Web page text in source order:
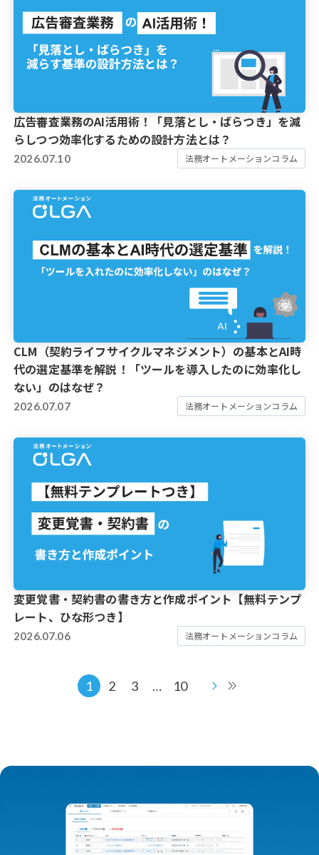
広告審査業務のAI活用術！「見落とし・ばらつき」を減
らしつつ効率化するための設計方法とは？
2026.07.10 法務オートメーションコラム
CLM（契約ライフサイクルマネジメント）の基本とAI時
代の選定基準を解説！「ツールを導入したのに効率化し
ない」のはなぜ？
2026.07.07 法務オートメーションコラム
変更覚書・契約書の書き方と作成ポイント【無料テンプ
レート、ひな形つき】
2026.07.06 法務オートメーションコラム
1 2 3 … 10